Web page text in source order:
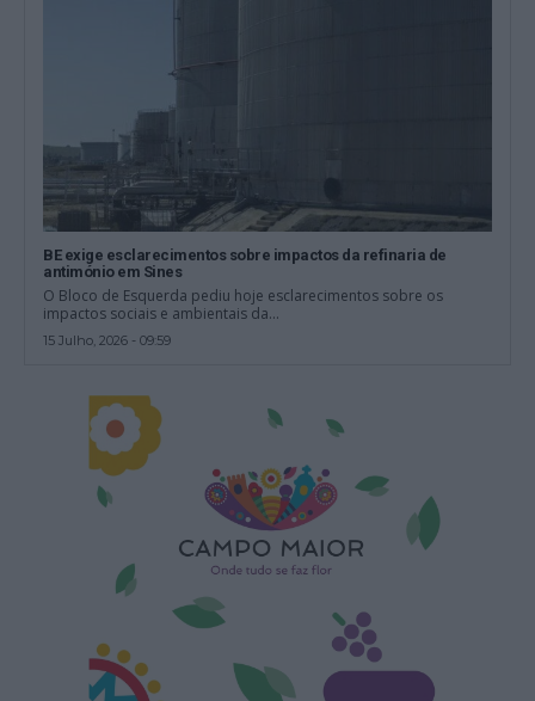
BE exige esclarecimentos sobre impactos da refinaria de
antimónio em Sines
O Bloco de Esquerda pediu hoje esclarecimentos sobre os
impactos sociais e ambientais da...
15 Julho, 2026 - 09:59